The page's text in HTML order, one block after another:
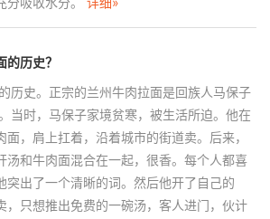
历史？
历史。正宗的兰州牛肉拉面是回族人马保子
当时，马保子家境贫寒，被生活所迫。他在
面，肩上扛着，沿着城市的街道卖。后来，
汤和牛肉面混合在一起，很香。每个人都喜
突出了一个清晰的词。然后他开了自己的
，只想推出免费的一碗汤，客人进门，伙计